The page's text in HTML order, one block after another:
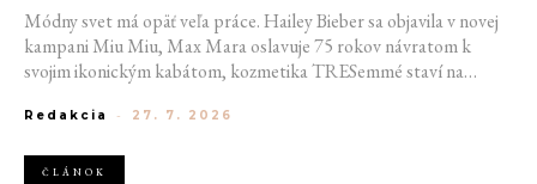
Módny svet má opäť veľa práce. Hailey Bieber sa objavila v novej
kampani Miu Miu, Max Mara oslavuje 75 rokov návratom k
svojim ikonickým kabátom, kozmetika TRESemmé staví na
a v San Franciscu pripravujú prvú veľkú americkú retrospektívu
Redakcia - 27. 7. 2026
ČLÁNOK